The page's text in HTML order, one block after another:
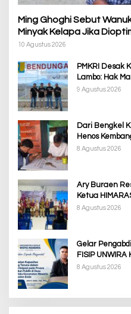
Ming Ghoghi Sebut
Minyak Kelapa Jika
Barat
10 Agustus 2026
PMKRI Desak
Lambo: Hak
Korban
9 Agustus 2026
Dari Bengkel
Henos
8 Agustus 2026
Ary Buraen
Ketua
8 Agustus 2026
Gelar
FISIP
Masyarakat &
8 Agustus 2026